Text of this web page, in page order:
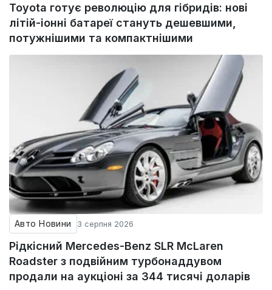
Toyota готує революцію для гібридів: нові
літій-іонні батареї стануть дешевшими,
потужнішими та компактнішими
Авто Новини 3 серпня 2026
Рідкісний Mercedes-Benz SLR McLaren
Roadster з подвійним турбонаддувом
продали на аукціоні за 344 тисячі доларів